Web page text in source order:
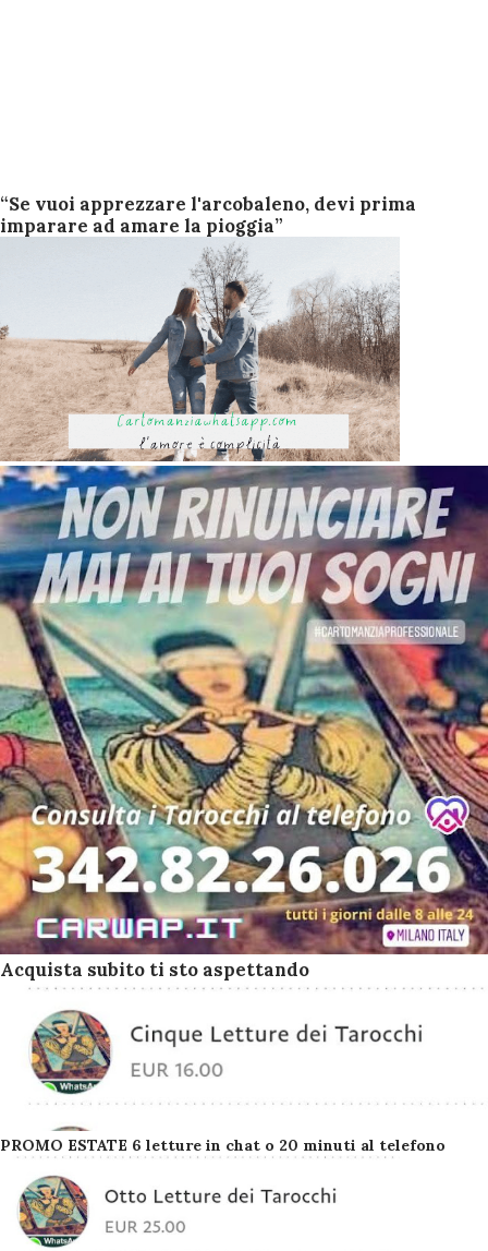
“Se vuoi apprezzare l'arcobaleno, devi prima
imparare ad amare la pioggia”
Acquista subito ti sto aspettando
PROMO ESTATE 6 letture in chat o 20 minuti al telefono